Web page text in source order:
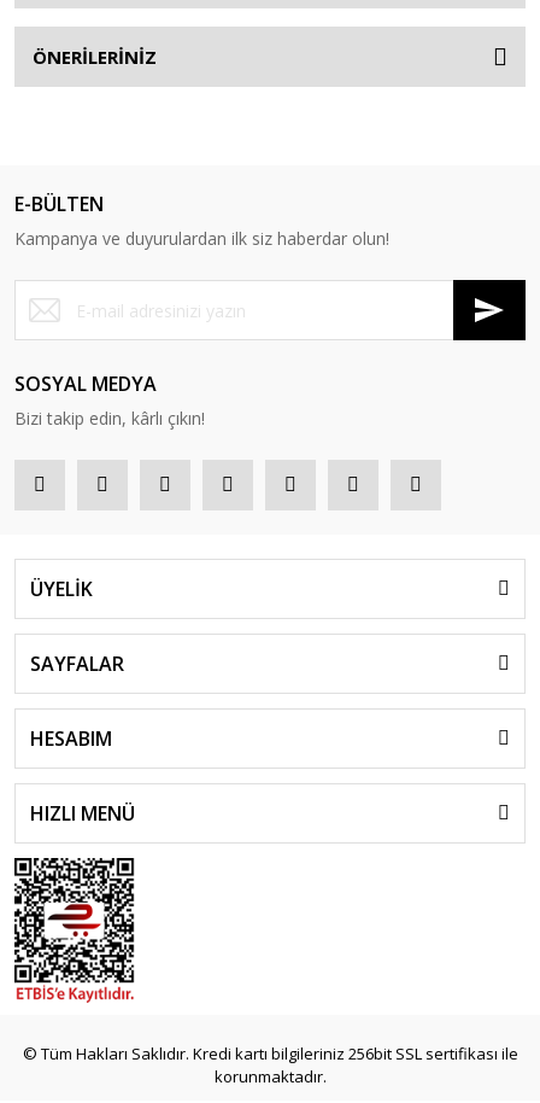
ÖNERİLERİNİZ
E-BÜLTEN
Kampanya ve duyurulardan ilk siz haberdar olun!
SOSYAL MEDYA
Bizi takip edin, kârlı çıkın!
ÜYELİK
SAYFALAR
HESABIM
HIZLI MENÜ
© Tüm Hakları Saklıdır. Kredi kartı bilgileriniz 256bit SSL sertifikası ile
korunmaktadır.